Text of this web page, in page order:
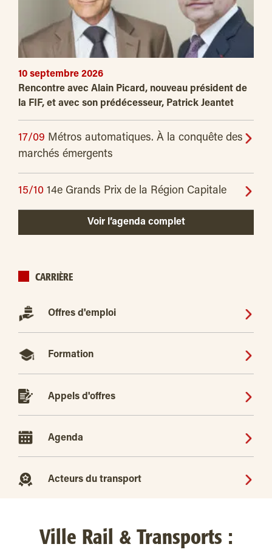
10 septembre 2026
Rencontre avec Alain Picard, nouveau président de
la FIF, et avec son prédécesseur, Patrick Jeantet
17/09 Métros automatiques. À la conquête des
marchés émergents
15/10 14e Grands Prix de la Région Capitale
Voir l’agenda complet
CARRIÈRE
Offres d'emploi
Formation
Appels d'offres
Agenda
Acteurs du transport
Ville Rail & Transports :